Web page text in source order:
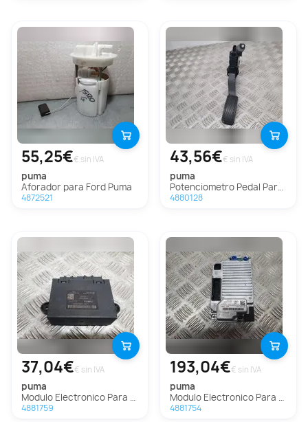
55,25€€ sin IVA
puma
Aforador para Ford Puma
4872521
43,56€€ sin IVA
puma
Potenciometro Pedal Para Ford Puma
4880128
37,04€€ sin IVA
puma
Modulo Electronico Para Ford Puma
4881759
193,04€€ sin IVA
puma
Modulo Electronico Para Ford Puma
4881754